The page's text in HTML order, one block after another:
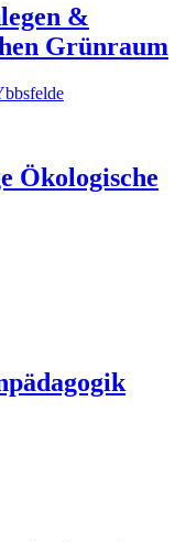
&
Grünraum
Ökologische